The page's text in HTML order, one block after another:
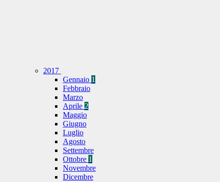
2017
Gennaio 1
Febbraio
Marzo
Aprile 2
Maggio
Giugno
Luglio
Agosto
Settembre
Ottobre 1
Novembre
Dicembre